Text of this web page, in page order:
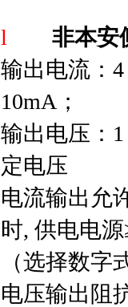
l
非本安
输出电流： 4
10mA ；
输出电压： 1
定电压
电流输出允
时, 供电电源
（选择数字
电压输出阻